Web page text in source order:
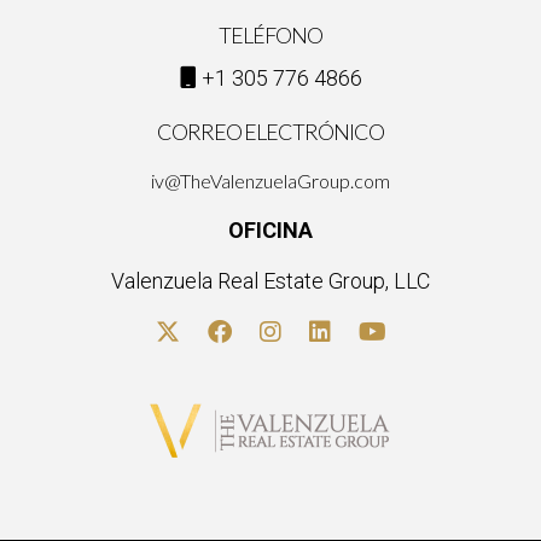
TELÉFONO
+1 305 776 4866
CORREO ELECTRÓNICO
iv@TheValenzuelaGroup.com
OFICINA
Valenzuela Real Estate Group, LLC